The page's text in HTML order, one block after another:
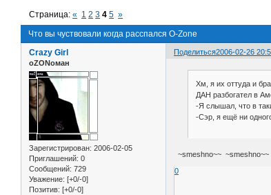
Что вы чуствовали когда расспался O-Zone
Страница:« 1 2 3 4 5 »
Поделиться2006-02-26
Crazy Girl
оZONоман
Зарегистрирован: 2006-02-05
Приглашений: 0
Сообщений: 729
Уважение: [+0/-0]
Позитив: [+0/-0]
Хм, я их оттуда и
ДАН разбогател в
-Я слышал, что в
-Сэр, я ещё ни
~smeshno~~
0